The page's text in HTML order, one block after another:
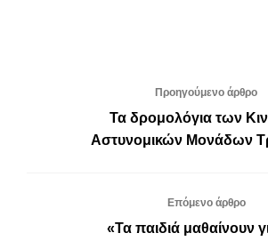
Προηγούμενο άρθρο
Τα δρομολόγια των
Αστυνομικών Μονάδων
Επόμενο άρθρο
«Τα παιδιά μαθαίνουν